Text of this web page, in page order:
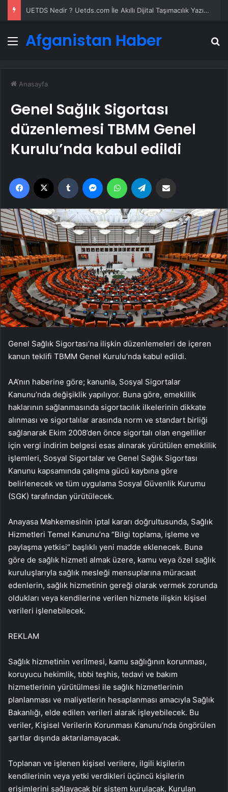
UETDS Nedir ? Uetds.com İle Akıllı Dijital Taşımacılık Yazılımı
Menü
Afganistan Haber
Anasayfa
Genel Sağlık Sigortası
düzenlemesi TBMM Genel
Kurulu’nda kabul edildi
Facebook Tumblr MessengerWhatsApp
Genel Sağlık Sigortası’na ilişkin düzenlemeleri de içeren
kanun teklifi TBMM Genel Kurulu’nda kabul edildi.
AA’nın haberine göre; kanunla, Sosyal Sigortalar
Kanunu’nda değişiklik yapılıyor. Buna göre, emeklilik
haklarının sağlanmasında sigortacılık ilkelerinin dikkate
alınması ve sigortalılar arasında norm ve standart birliği
sağlanarak Ekim 2008’den önce sigortalı olan engelliler
için vergi indirim belgesi esas alınarak yürütülen emeklilik
işlemleri, Sosyal Sigortalar ve Genel Sağlık Sigortası
Kanunu kapsamında çalışma gücü kaybına göre
belirlenecek ve tüm uygulama Sosyal Güvenlik Kurumu
(SGK) tarafından yürütülecek.
Anayasa Mahkemesinin iptal kararı doğrultusunda, Sağlık
Hizmetleri Temel Kanunu’na “Bilgi toplama, işleme ve
paylaşma yetkisi” başlıklı yeni madde eklenecek. Buna
göre de sağlık hizmeti almak üzere, kamu veya özel sağlık
kuruluşlarıyla sağlık mesleği mensuplarına müracaat
edenlerin, sağlık hizmetinin gereği olarak vermek zorunda
oldukları veya kendilerine verilen hizmete ilişkin kişisel
verileri işlenebilecek.
REKLAM
Sağlık hizmetinin verilmesi, kamu sağlığının korunması,
koruyucu hekimlik, tıbbi teşhis, tedavi ve bakım
hizmetlerinin yürütülmesi ile sağlık hizmetlerinin
planlanması ve maliyetlerin hesaplanması amacıyla Sağlık
Bakanlığı, elde edilen verileri alarak işleyebilecek. Bu
veriler, Kişisel Verilerin Korunması Kanunu’nda öngörülen
şartlar dışında aktarılamayacak.
Toplanan ve işlenen kişisel verilere, ilgili kişilerin
kendilerinin veya yetki verdikleri üçüncü kişilerin
erişimlerini sağlayacak bir sistem kurulacak. Kurulan